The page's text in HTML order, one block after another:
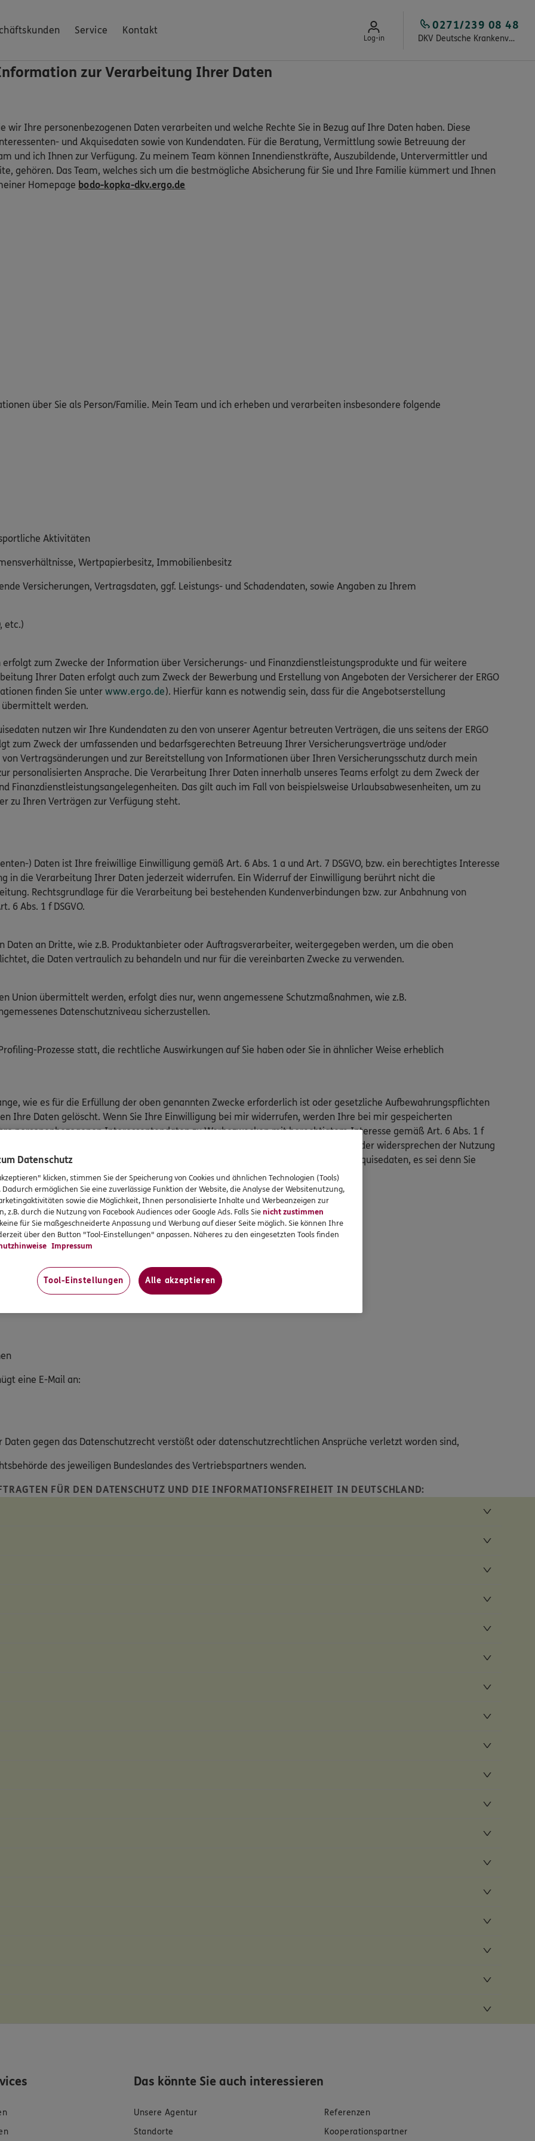
Service Kontakt
Log-in DKV Deutsche Krankenversicherung Bodo Kopka
0271/239 08 48
zur Verarbeitung Ihrer Daten
wir Ihre personenbezogenen Daten verarbeiten und welche Rechte Sie in Bezug auf Ihre Daten haben. Diese
und Akquisedaten sowie von Kundendaten. Für die Beratung, Vermittlung sowie Betreuung der
und ich Ihnen zur Verfügung. Zu meinem Team können Innendienstkräfte, Auszubildende, Untervermittler und
gehören. Das Team, welches sich um die bestmögliche Absicherung für Sie und Ihre Familie kümmert und Ihnen
Homepage bodo-kopka-dkv.ergo.de
über Sie als Person/Familie. Mein Team und ich erheben und verarbeiten insbesondere folgende
Aktivitäten
Wertpapierbesitz, Immobilienbesitz
Versicherungen, Vertragsdaten, ggf. Leistungs- und Schadendaten, sowie Angaben zu Ihrem
etc.)
zum Zwecke der Information über Versicherungs- und Finanzdienstleistungsprodukte und für weitere
Ihrer Daten erfolgt auch zum Zweck der Bewerbung und Erstellung von Angeboten der Versicherer der ERGO
finden Sie unter www.ergo.de). Hierfür kann es notwendig sein, dass für die Angebotserstellung
übermittelt werden.
nutzen wir Ihre Kundendaten zu den von unserer Agentur betreuten Verträgen, die uns seitens der ERGO
zum Zweck der umfassenden und bedarfsgerechten Betreuung Ihrer Versicherungsverträge und/oder
Vertragsänderungen und zur Bereitstellung von Informationen über Ihren Versicherungsschutz durch mein
personalisierten Ansprache. Die Verarbeitung Ihrer Daten innerhalb unseres Teams erfolgt zu dem Zweck der
Finanzdienstleistungsangelegenheiten. Das gilt auch im Fall von beispielsweise Urlaubsabwesenheiten, um zu
zu Ihren Verträgen zur Verfügung steht.
) Daten ist Ihre freiwillige Einwilligung gemäß Art. 6 Abs. 1 a und Art. 7 DSGVO, bzw. ein berechtigtes Interesse
in die Verarbeitung Ihrer Daten jederzeit widerrufen. Ein Widerruf der Einwilligung berührt nicht die
Rechtsgrundlage für die Verarbeitung bei bestehenden Kundenverbindungen bzw. zur Anbahnung von
6 Abs. 1 f DSGVO.
Daten an Dritte, wie z.B. Produktanbieter oder Auftragsverarbeiter, weitergegeben werden, um die oben
die Daten vertraulich zu behandeln und nur für die vereinbarten Zwecke zu verwenden.
Union übermittelt werden, erfolgt dies nur, wenn angemessene Schutzmaßnahmen, wie z.B.
Datenschutzniveau sicherzustellen.
Prozesse statt, die rechtliche Auswirkungen auf Sie haben oder Sie in ähnlicher Weise erheblich
wie es für die Erfüllung der oben genannten Zwecke erforderlich ist oder gesetzliche Aufbewahrungspflichten
Ihre Daten gelöscht. Wenn Sie Ihre Einwilligung bei mir widerrufen, werden Ihre bei mir gespeicherten
personenbezogenen Interessentendaten zu Werbezwecken mit berechtigtem Interesse gemäß Art. 6 Abs. 1 f
Ablauf von sechs Monaten, es sei denn, Sie kontaktieren mich oder mein Team oder widersprechen der Nutzung
Agentur betreut werden, verarbeite ich neben den Kundendaten auch Ihre Akquisedaten, es sei denn Sie
Daten
bestehen
eine E-Mail an:
Daten gegen das Datenschutzrecht verstößt oder datenschutzrechtlichen Ansprüche verletzt worden sind,
des jeweiligen Bundeslandes des Vertriebspartners wenden.
FÜR DEN DATENSCHUTZ UND DIE INFORMATIONSFREIHEIT IN DEUTSCHLAND:
Das könnte Sie auch interessieren
Unsere Agentur
Referenzen
Standorte
Kooperationspartner
Datenschutz
klicken, stimmen Sie der Speicherung von Cookies und ähnlichen Technologien (Tools)
ermöglichen Sie eine zuverlässige Funktion der Website, die Analyse der Websitenutzung,
sowie die Möglichkeit, Ihnen personalisierte Inhalte und Werbeanzeigen zur
z.B. durch die Nutzung von Facebook Audiences oder Google Ads. Falls Sienicht zustimmen
für Sie maßgeschneiderte Anpassung und Werbung auf dieser Seite möglich. Sie können Ihre
über den Button "Tool-Einstellungen" anpassen. Näheres zu den eingesetzten Tools finden
Impressum
Tool-Einstellungen Alle akzeptieren